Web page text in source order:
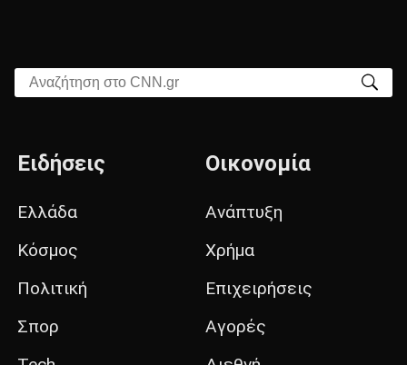
Αναζήτηση στο CNN.gr
Ειδήσεις
Ελλάδα
Κόσμος
Πολιτική
Σπορ
Οικονομία
Ανάπτυξη
Χρήμα
Επιχειρήσεις
Αγορές